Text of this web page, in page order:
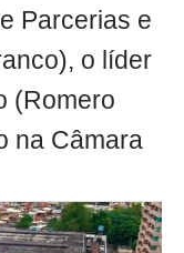
Parcerias e
o líder
(Romero
na Câmara